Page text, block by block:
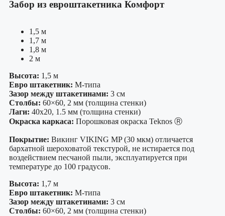
Забор из евроштакетника Комфорт
1,5 м
1,7 м
1,8 м
2 м
Высота: 1,5 м
Евро штакетник: М-типа
Зазор между штакетинами: 3 см
Столбы: 60×60, 2 мм (толщина стенки)
Лаги: 40х20, 1.5 мм (толщина стенки)
Окраска каркаса: Порошковая окраска Teknos Ⓡ
Покрытие: Викинг VIKING MP (30 мкм) отличается
бархатной шероховатой текстурой, не истирается под
воздействием песчаной пыли, эксплуатируется при
температуре до 100 градусов.
Высота: 1,7 м
Евро штакетник: М-типа
Зазор между штакетинами: 3 см
Столбы: 60×60, 2 мм (толщина стенки)